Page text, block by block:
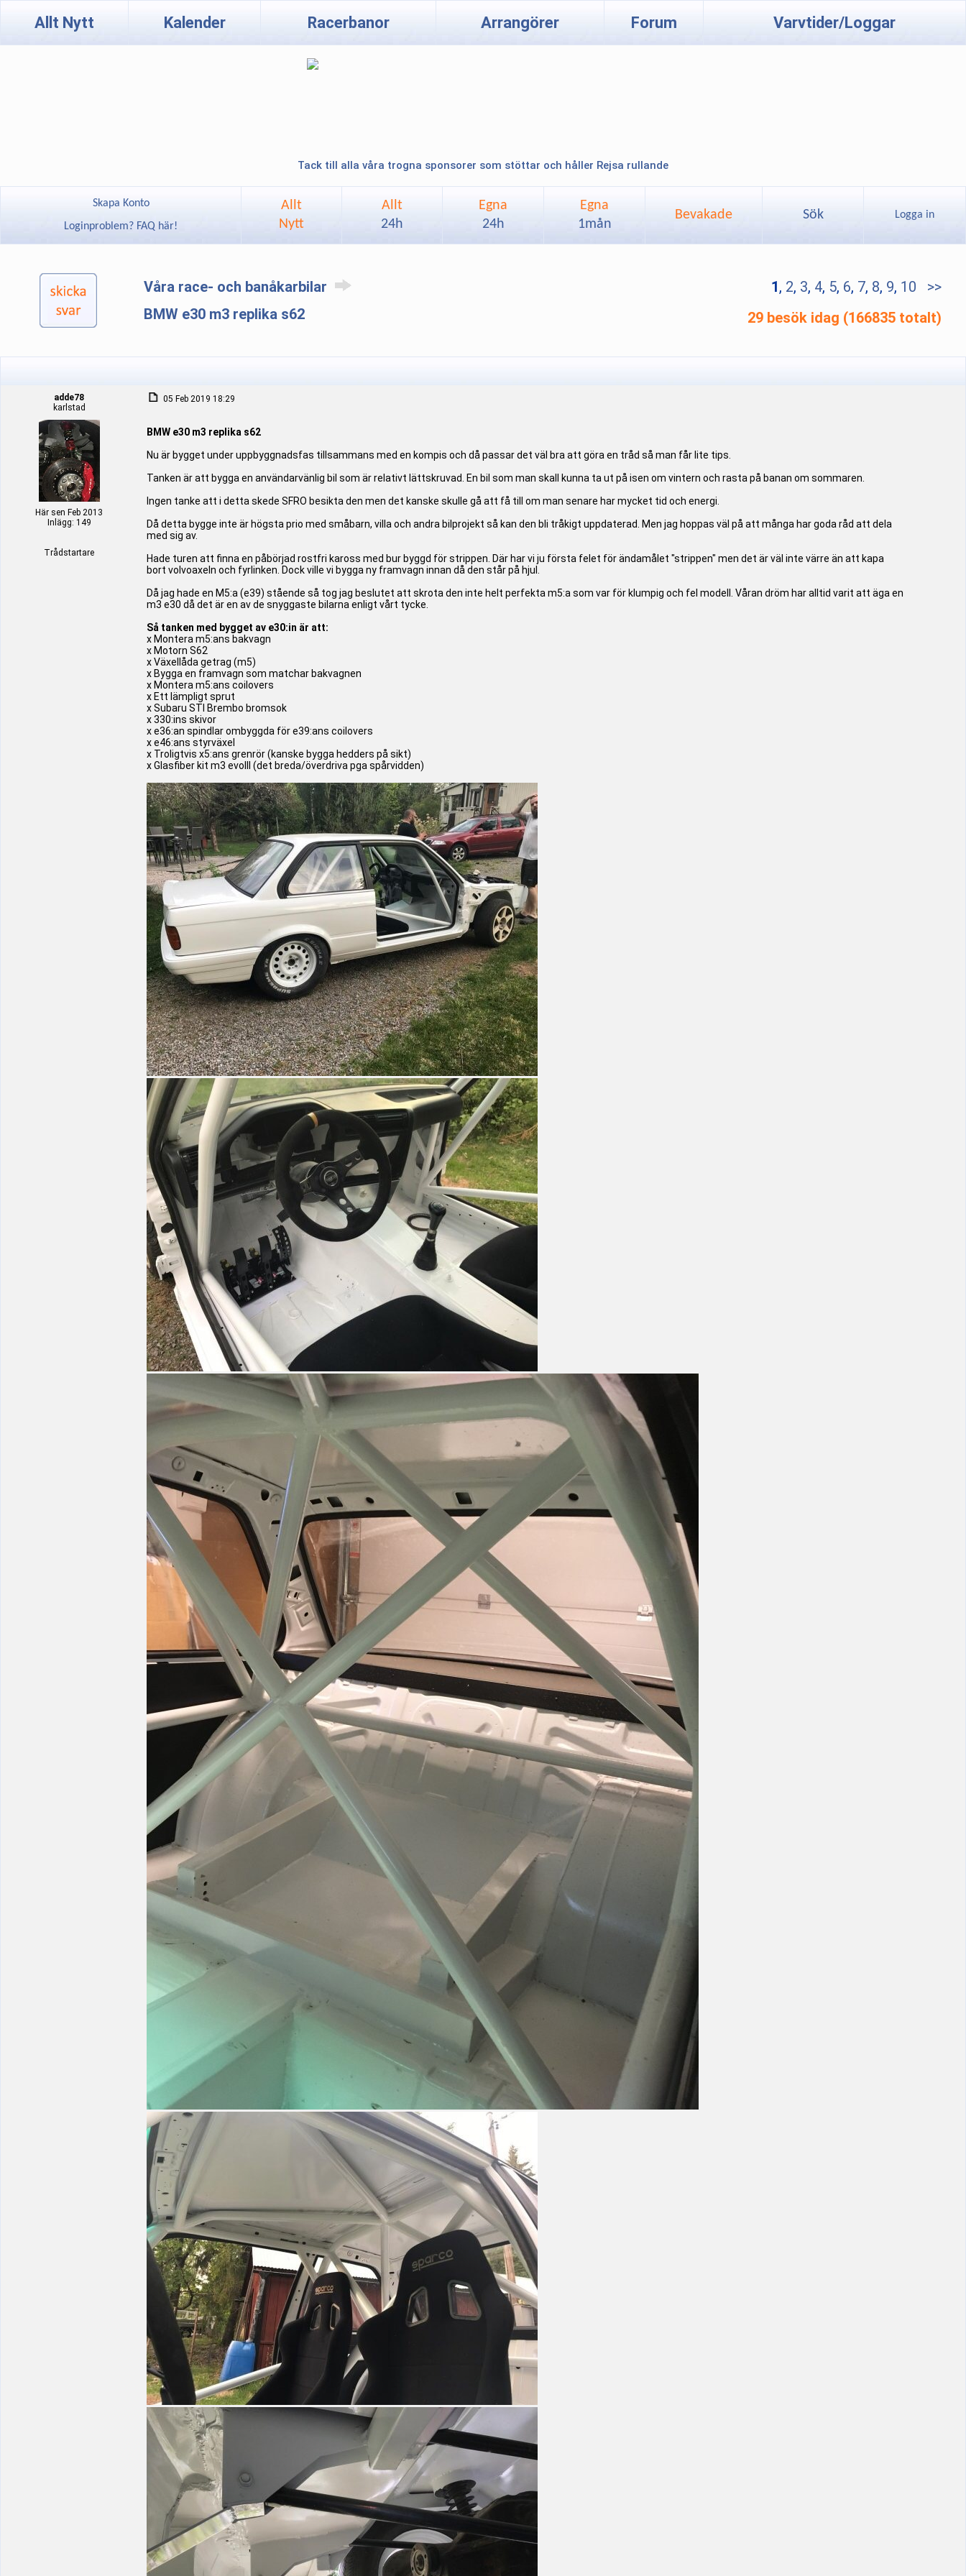
Allt Nytt Kalender Racerbanor Arrangörer Forum Varvtider/Loggar
Tack till alla våra trogna sponsorer som stöttar och håller Rejsa rullande
Skapa Konto
Loginproblem? FAQ här!
Allt
Nytt
Allt
24h
Egna
24h
Egna
1mån
Bevakade Sök Logga in
Våra race- och banåkarbilar
BMW e30 m3 replika s62
1, 2, 3, 4, 5, 6, 7, 8, 9, 10
>>
29 besök idag (166835 totalt)
adde78
karlstad
Här sen Feb 2013
Inlägg: 149
Trådstartare
05 Feb 2019 18:29
BMW e30 m3 replika s62
Nu är bygget under uppbyggnadsfas tillsammans med en kompis och då passar det väl bra att göra en tråd så man får lite tips.
Tanken är att bygga en användarvänlig bil som är relativt lättskruvad. En bil som man skall kunna ta ut på isen om vintern och rasta på banan om sommaren.
Ingen tanke att i detta skede SFRO besikta den men det kanske skulle gå att få till om man senare har mycket tid och energi.
Då detta bygge inte är högsta prio med småbarn, villa och andra bilprojekt så kan den bli tråkigt uppdaterad. Men jag hoppas väl på att många har goda råd att dela
med sig av.
Hade turen att finna en påbörjad rostfri kaross med bur byggd för strippen. Där har vi ju första felet för ändamålet "strippen" men det är väl inte värre än att kapa
bort volvoaxeln och fyrlinken. Dock ville vi bygga ny framvagn innan då den står på hjul.
Då jag hade en M5:a (e39) stående så tog jag beslutet att skrota den inte helt perfekta m5:a som var för klumpig och fel modell. Våran dröm har alltid varit att äga en
m3 e30 då det är en av de snyggaste bilarna enligt vårt tycke.
Så tanken med bygget av e30:in är att:
x Montera m5:ans bakvagn
x Motorn S62
x Växellåda getrag (m5)
x Bygga en framvagn som matchar bakvagnen
x Montera m5:ans coilovers
x Ett lämpligt sprut
x Subaru STI Brembo bromsok
x 330:ins skivor
x e36:an spindlar ombyggda för e39:ans coilovers
x e46:ans styrväxel
x Troligtvis x5:ans grenrör (kanske bygga hedders på sikt)
x Glasfiber kit m3 evoIII (det breda/överdriva pga spårvidden)